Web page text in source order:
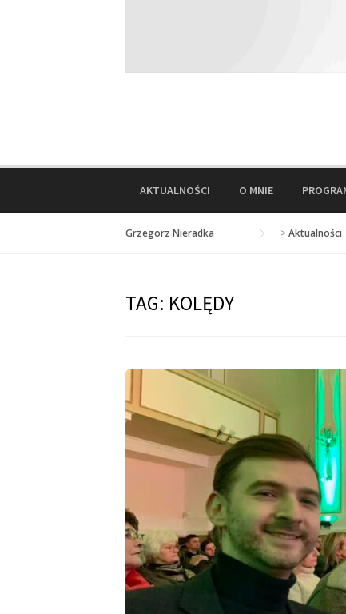
AKTUALNOŚCI O MNIE
Grzegorz Nieradka >Aktualności
TAG: KOLĘDY